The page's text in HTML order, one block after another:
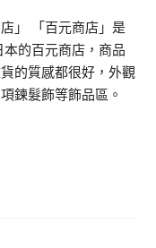
」 「百元商店」是
的百元商店，商品
的質感都很好，外觀
鍊髮飾等飾品區。